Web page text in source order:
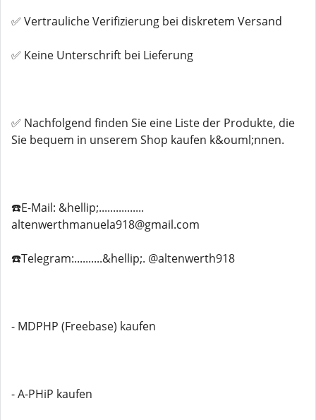
✅ Vertrauliche Verifizierung bei diskretem Versand
✅ Keine Unterschrift bei Lieferung
✅ Nachfolgend finden Sie eine Liste der Produkte, die
Sie bequem in unserem Shop kaufen k&ouml;nnen.
☎️E-Mail: &hellip;................
altenwerthmanuela918@gmail.com
☎️Telegram:..........&hellip;. @altenwerth918
- MDPHP (Freebase) kaufen
- A-PHiP kaufen